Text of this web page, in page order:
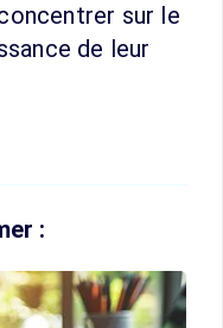
sur le
de leur
: